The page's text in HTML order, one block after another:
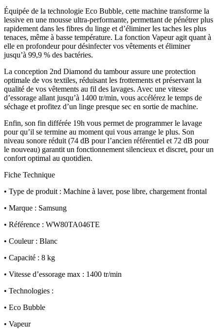
Équipée de la technologie Eco Bubble, cette machine transforme la
lessive en une mousse ultra-performante, permettant de pénétrer plus
rapidement dans les fibres du linge et d’éliminer les taches les plus
tenaces, même à basse température. La fonction Vapeur agit quant à
elle en profondeur pour désinfecter vos vêtements et éliminer
jusqu’à 99,9 % des bactéries.
La conception 2nd Diamond du tambour assure une protection
optimale de vos textiles, réduisant les frottements et préservant la
qualité de vos vêtements au fil des lavages. Avec une vitesse
d’essorage allant jusqu’à 1400 tr/min, vous accélérez le temps de
séchage et profitez d’un linge presque sec en sortie de machine.
Enfin, son fin différée 19h vous permet de programmer le lavage
pour qu’il se termine au moment qui vous arrange le plus. Son
niveau sonore réduit (74 dB pour l’ancien référentiel et 72 dB pour
le nouveau) garantit un fonctionnement silencieux et discret, pour un
confort optimal au quotidien.
Fiche Technique
• Type de produit : Machine à laver, pose libre, chargement frontal
• Marque : Samsung
• Référence : WW80TA046TE
• Couleur : Blanc
• Capacité : 8 kg
• Vitesse d’essorage max : 1400 tr/min
• Technologies :
• Eco Bubble
• Vapeur